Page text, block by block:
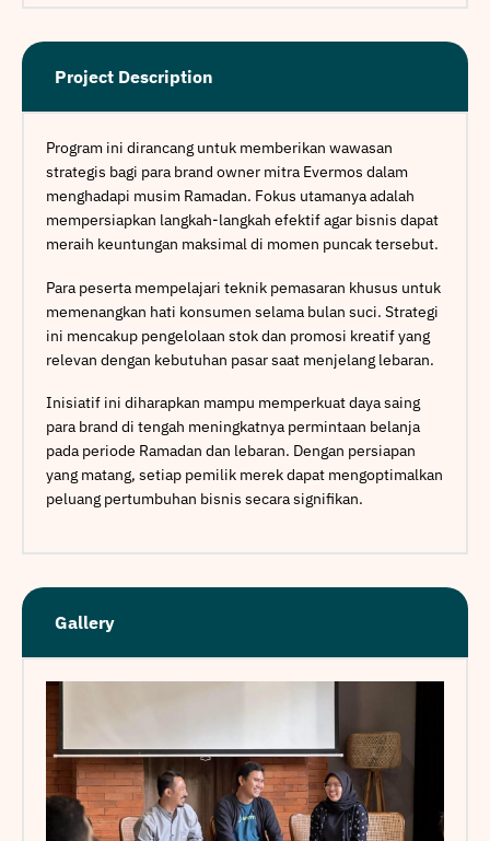
Project Description
Program ini dirancang untuk memberikan wawasan
strategis bagi para brand owner mitra Evermos dalam
menghadapi musim Ramadan. Fokus utamanya adalah
mempersiapkan langkah-langkah efektif agar bisnis dapat
meraih keuntungan maksimal di momen puncak tersebut.
Para peserta mempelajari teknik pemasaran khusus untuk
memenangkan hati konsumen selama bulan suci. Strategi
ini mencakup pengelolaan stok dan promosi kreatif yang
relevan dengan kebutuhan pasar saat menjelang lebaran.
Inisiatif ini diharapkan mampu memperkuat daya saing
para brand di tengah meningkatnya permintaan belanja
pada periode Ramadan dan lebaran. Dengan persiapan
yang matang, setiap pemilik merek dapat mengoptimalkan
peluang pertumbuhan bisnis secara signifikan.
Gallery